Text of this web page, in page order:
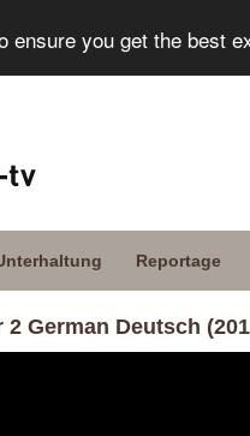
ensure you get the best
Reportage
2 German Deutsch